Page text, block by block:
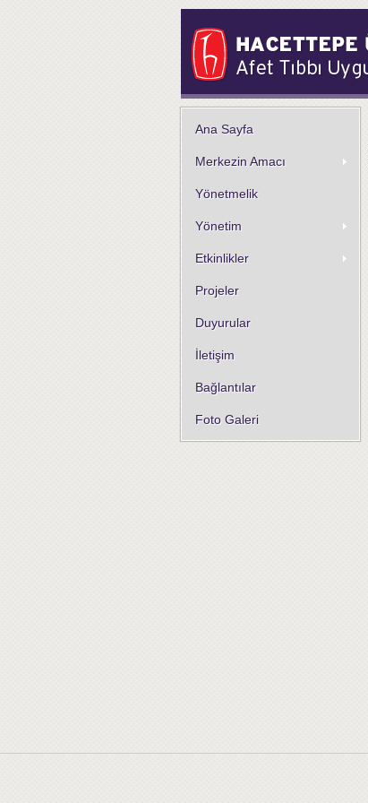
Ana Sayfa
Merkezin Amacı
Yönetmelik
Yönetim
Etkinlikler
Projeler
Duyurular
İletişim
Bağlantılar
Foto Galeri